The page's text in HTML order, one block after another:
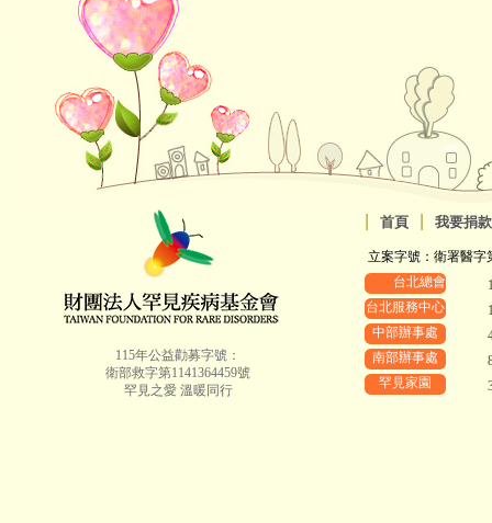
115年公益勸募字號：
衛部救字第1141364459號
罕見之愛 溫暖同行
首頁 我要捐款
立案字號：衛署醫字
台北總會
台北服務中心
中部辦事處
南部辦事處
罕見家園